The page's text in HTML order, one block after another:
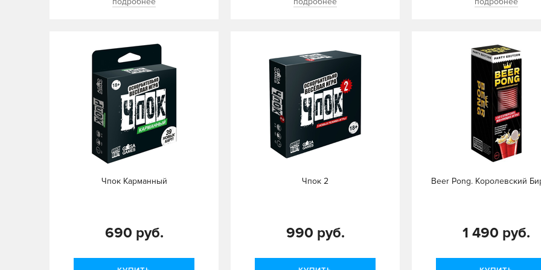
Чпок Карманный
690 руб.
Чпок 2
990 руб.
Beer Pong. Королевский
1 490 руб.